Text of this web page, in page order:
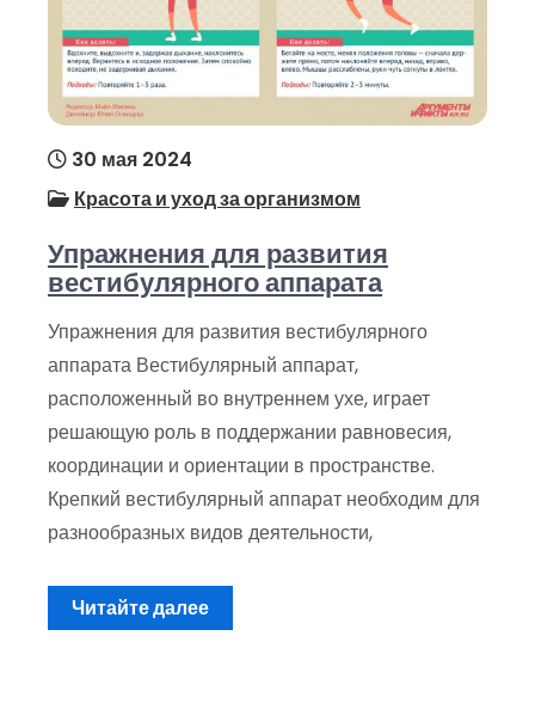
30 мая 2024
Красота и уход за организмом
Упражнения для развития
вестибулярного аппарата
Упражнения для развития вестибулярного
аппарата Вестибулярный аппарат,
расположенный во внутреннем ухе, играет
решающую роль в поддержании равновесия,
координации и ориентации в пространстве.
Крепкий вестибулярный аппарат необходим для
разнообразных видов деятельности,
Читайте далее